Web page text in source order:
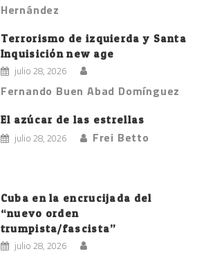
Hernández
Terrorismo de izquierda y Santa
Inquisición new age
julio 28, 2026
Fernando Buen Abad Domínguez
El azúcar de las estrellas
julio 28, 2026 Frei Betto
Cuba en la encrucijada del
“nuevo orden
trumpista/fascista”
julio 28, 2026